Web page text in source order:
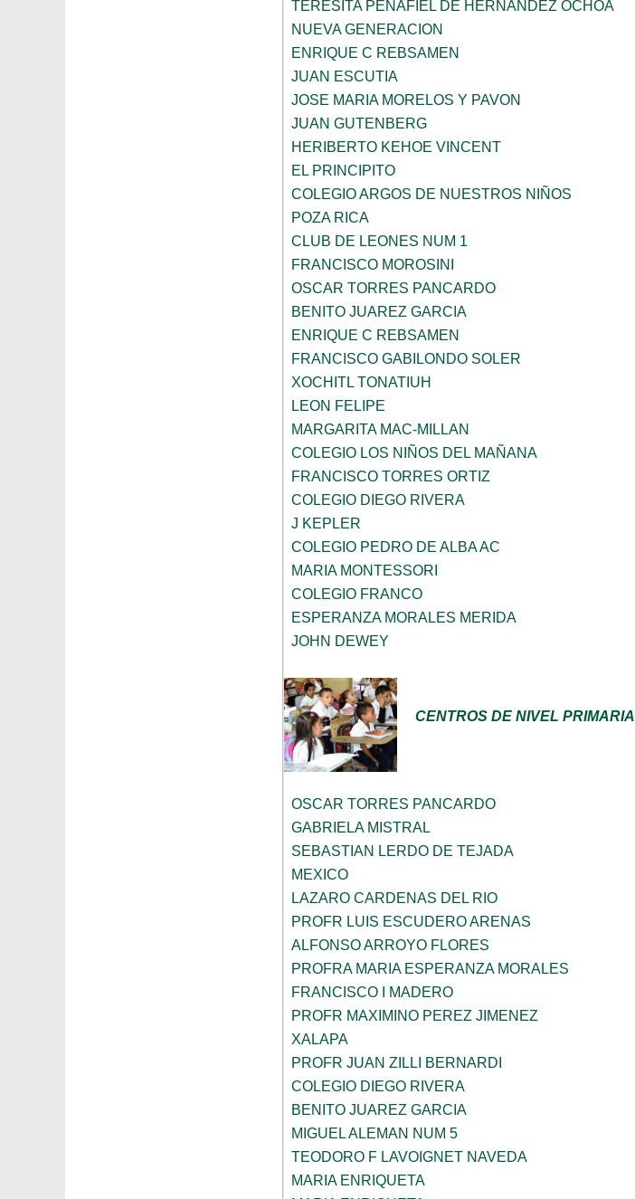
TERESITA PEÑAFIEL DE HERNANDEZ OCHOA
NUEVA GENERACION
ENRIQUE C REBSAMEN
JUAN ESCUTIA
JOSE MARIA MORELOS Y PAVON
JUAN GUTENBERG
HERIBERTO KEHOE VINCENT
EL PRINCIPITO
COLEGIO ARGOS DE NUESTROS NIÑOS
POZA RICA
CLUB DE LEONES NUM 1
FRANCISCO MOROSINI
OSCAR TORRES PANCARDO
BENITO JUAREZ GARCIA
ENRIQUE C REBSAMEN
FRANCISCO GABILONDO SOLER
XOCHITL TONATIUH
LEON FELIPE
MARGARITA MAC-MILLAN
COLEGIO LOS NIÑOS DEL MAÑANA
FRANCISCO TORRES ORTIZ
COLEGIO DIEGO RIVERA
J KEPLER
COLEGIO PEDRO DE ALBA AC
MARIA MONTESSORI
COLEGIO FRANCO
ESPERANZA MORALES MERIDA
JOHN DEWEY
CENTROS DE NIVEL PRIMARIA
OSCAR TORRES PANCARDO
GABRIELA MISTRAL
SEBASTIAN LERDO DE TEJADA
MEXICO
LAZARO CARDENAS DEL RIO
PROFR LUIS ESCUDERO ARENAS
ALFONSO ARROYO FLORES
PROFRA MARIA ESPERANZA MORALES
FRANCISCO I MADERO
PROFR MAXIMINO PEREZ JIMENEZ
XALAPA
PROFR JUAN ZILLI BERNARDI
COLEGIO DIEGO RIVERA
BENITO JUAREZ GARCIA
MIGUEL ALEMAN NUM 5
TEODORO F LAVOIGNET NAVEDA
MARIA ENRIQUETA